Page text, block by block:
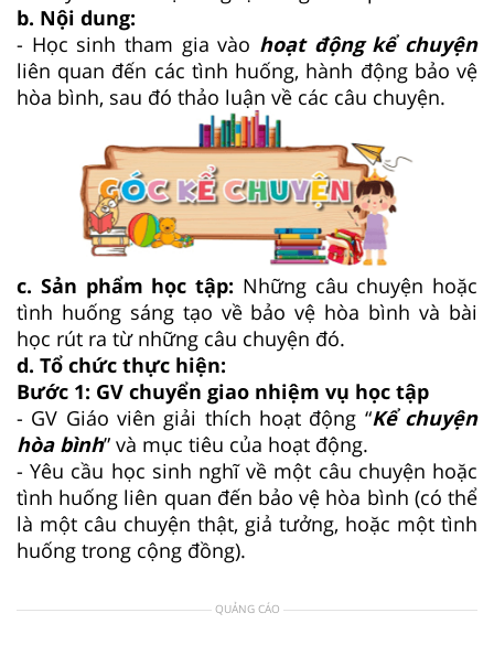
b. Nội dung:
- Học sinh tham gia vào hoạt động kể chuyện
liên quan đến các tình huống, hành động bảo vệ
hòa bình, sau đó thảo luận về các câu chuyện.
c. Sản phẩm học tập: Những câu chuyện hoặc
tình huống sáng tạo về bảo vệ hòa bình và bài
học rút ra từ những câu chuyện đó.
d. Tổ chức thực hiện:
Bước 1: GV chuyển giao nhiệm vụ học tập
- GV Giáo viên giải thích hoạt động “Kể chuyện
hòa bình” và mục tiêu của hoạt động.
- Yêu cầu học sinh nghĩ về một câu chuyện hoặc
tình huống liên quan đến bảo vệ hòa bình (có thể
là một câu chuyện thật, giả tưởng, hoặc một tình
huống trong cộng đồng).
QUẢNG CÁO